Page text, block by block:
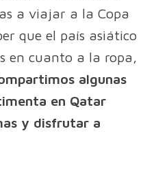
a viajar a la Copa
que el país asiático
en cuanto a la ropa,
algunas
en Qatar
y disfrutar a